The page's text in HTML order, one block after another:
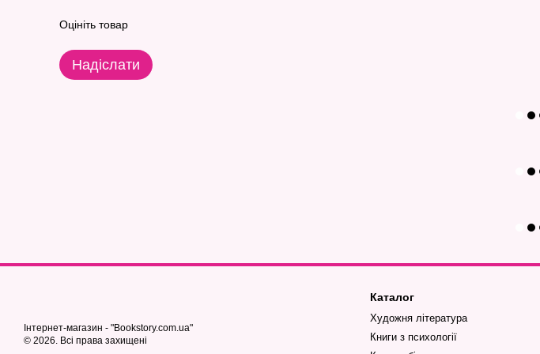
Оцініть товар
Надіслати
Інтернет-магазин - "Bookstory.com.ua"
© 2026. Всі права захищені
Каталог
Художня література
Книги з психології